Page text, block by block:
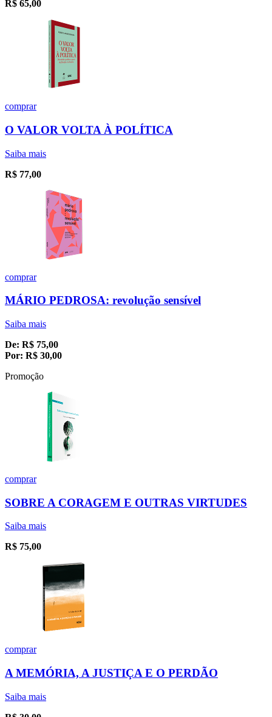
R$ 65,00
comprar
O VALOR VOLTA À POLÍTICA
Saiba mais
R$ 77,00
comprar
MÁRIO PEDROSA: revolução sensível
Saiba mais
De: R$ 75,00
Por: R$ 30,00
Promoção
comprar
SOBRE A CORAGEM E OUTRAS VIRTUDES
Saiba mais
R$ 75,00
comprar
A MEMÓRIA, A JUSTIÇA E O PERDÃO
Saiba mais